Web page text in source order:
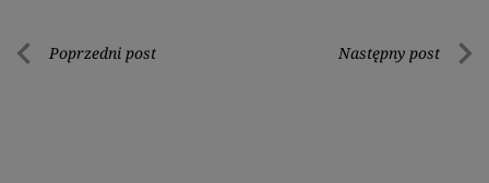
Nawigacja
Poprzedni post Następny post